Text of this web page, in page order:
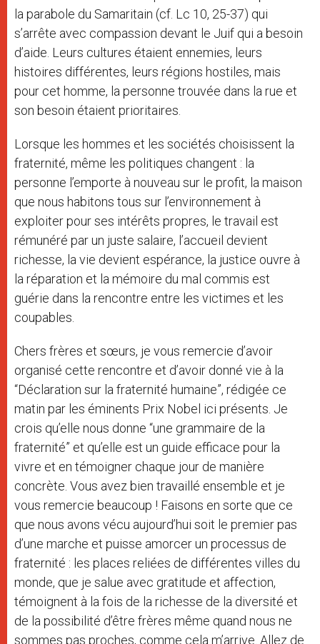
la parabole du Samaritain (cf. Lc 10, 25-37) qui
s’arrête avec compassion devant le Juif qui a besoin
d’aide. Leurs cultures étaient ennemies, leurs
histoires différentes, leurs régions hostiles, mais
pour cet homme, la personne trouvée dans la rue et
son besoin étaient prioritaires.
Lorsque les hommes et les sociétés choisissent la
fraternité, même les politiques changent : la
personne l’emporte à nouveau sur le profit, la maison
que nous habitons tous sur l’environnement à
exploiter pour ses intérêts propres, le travail est
rémunéré par un juste salaire, l’accueil devient
richesse, la vie devient espérance, la justice ouvre à
la réparation et la mémoire du mal commis est
guérie dans la rencontre entre les victimes et les
coupables.
Chers frères et sœurs, je vous remercie d’avoir
organisé cette rencontre et d’avoir donné vie à la
“Déclaration sur la fraternité humaine”, rédigée ce
matin par les éminents Prix Nobel ici présents. Je
crois qu’elle nous donne “une grammaire de la
fraternité” et qu’elle est un guide efficace pour la
vivre et en témoigner chaque jour de manière
concrète. Vous avez bien travaillé ensemble et je
vous remercie beaucoup ! Faisons en sorte que ce
que nous avons vécu aujourd’hui soit le premier pas
d’une marche et puisse amorcer un processus de
fraternité : les places reliées de différentes villes du
monde, que je salue avec gratitude et affection,
témoignent à la fois de la richesse de la diversité et
de la possibilité d’être frères même quand nous ne
sommes pas proches, comme cela m’arrive. Allez de